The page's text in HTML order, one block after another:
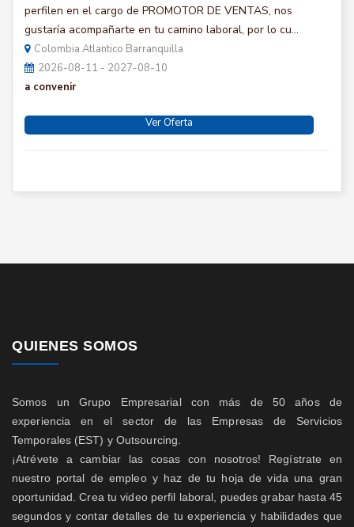
perfilen en el cargo de PROMOTOR DE VENTAS, nos
gustaría acompañarte en tu camino laboral, por lo cu...
Colombia Atlantico Barranquilla
2026-08-11 - 2027-08-10
a convenir
Ver Oferta
QUIENES SOMOS
Somos un Grupo Empresarial con más de 50 años de
experiencia en el sector de las Empresas de Servicios
Temporales (EST) y Outsourcing.
¡Atrévete a cambiar las cosas con nosotros! Regístrate en
nuestro portal de empleo y haz de tu hoja de vida una gran
oportunidad. Crea tu video perfil laboral, puedes grabar hasta 45
segundos y contar detalles de tu experiencia y habilidades que